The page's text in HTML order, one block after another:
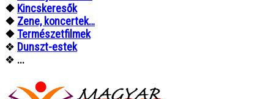
❖ Kincskeresők
❖ Zene, koncertek…
❖Természetfilmek
❖ Dunszt-estek
❖ ...